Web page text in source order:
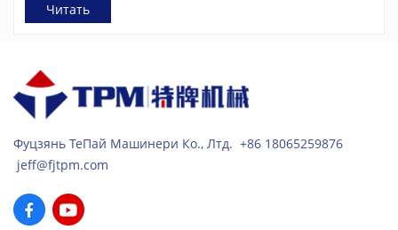
Читать
Фуцзянь ТеПай Машинери Ко., Лтд. +86 18065259876
jeff@fjtpm.com